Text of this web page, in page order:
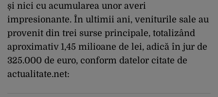
și nici cu acumularea unor averi
impresionante. În ultimii ani, veniturile sale au
provenit din trei surse principale, totalizând
aproximativ 1,45 milioane de lei, adică în jur de
325.000 de euro, conform datelor citate de
actualitate.net: